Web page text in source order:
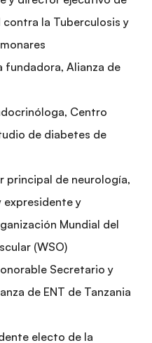
la Tuberculosis y
fundadora, Alianza de
Centro
de diabetes de
principal de neurología,
expresidente y
Mundial del
(WSO)
Secretario y
de ENT de Tanzania
electo de la